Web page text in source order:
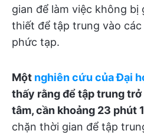
gian để làm việc không bị
thiết để tập trung vào
phức tạp.
Một nghiên cứu của Đại
thấy rằng để tập trung trở
tâm, cần khoảng 23 phút
chặn thời gian để tập